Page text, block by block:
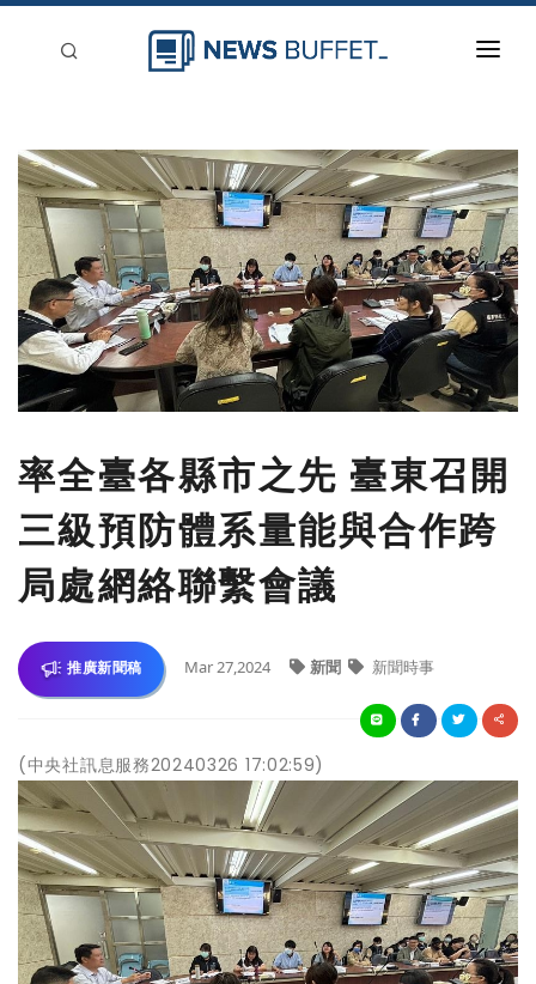
新聞稿分類
登入
刊登
率全臺各縣市之先 臺東召開
三級預防體系量能與合作跨
局處網絡聯繫會議
推廣新聞稿 Mar 27,2024 新聞 新聞時事
(中央社訊息服務20240326 17:02:59)